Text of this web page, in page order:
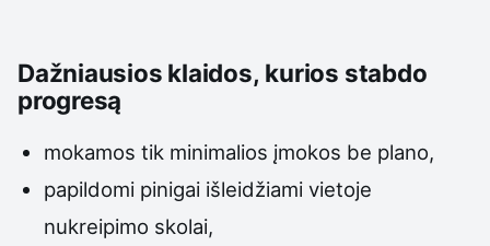
Dažniausios klaidos, kurios stabdo
progresą
mokamos tik minimalios įmokos be plano,
papildomi pinigai išleidžiami vietoje
nukreipimo skolai,